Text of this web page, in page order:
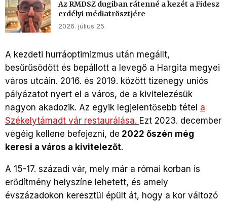
Az RMDSZ dugiban rátenné a kezét a Fidesz
erdélyi médiatrösztjére
2026. július 25.
A kezdeti hurráoptimizmus után megállt,
besűrűsödött és bepállott a levegő a Hargita megyei
város utcáin. 2016. és 2019. között tizenegy uniós
pályázatot nyert el a város, de a kivitelezésük
nagyon akadozik. Az egyik legjelentősebb tétel a
Székelytámadt vár restaurálása. Ezt 2023. december
végéig kellene befejezni, de 2022 őszén még
keresi a város a kivitelezőt.
A 15-17. századi vár, mely már a római korban is
erődítmény helyszíne lehetett, és amely
évszázadokon keresztül épült át, hogy a kor változó